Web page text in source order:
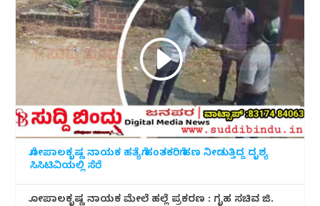
ಗೋಪಾಲಕೃಷ್ಣ ನಾಯಕ ಹತ್ಯೆಗೆ ಹಂತಕರಿಗೆ ಹಣ ನೀಡುತ್ತಿದ್ದ ದೃಶ್ಯ
ಸಿಸಿಟಿವಿಯಲ್ಲಿ ಸೆರೆ
ಗೋಪಾಲಕೃಷ್ಣ ನಾಯಕ ಮೇಲೆ ಹಲ್ಲೆ ಪ್ರಕರಣ : ಗೃಹ ಸಚಿವ ಜಿ.